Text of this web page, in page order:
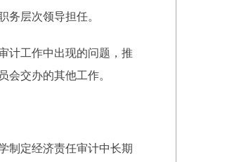
务层次领导担任。
工作中出现的问题，推
交办的其他工作。
定经济责任审计中长期